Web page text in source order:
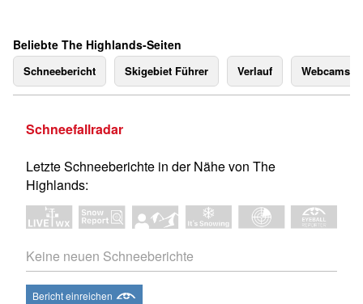
Beliebte The Highlands-Seiten
Schneebericht Skigebiet Führer Verlauf Webcams
Schneefallradar
Letzte Schneeberichte in der Nähe von The
Highlands:
Keine neuen Schneeberichte
Bericht einreichen